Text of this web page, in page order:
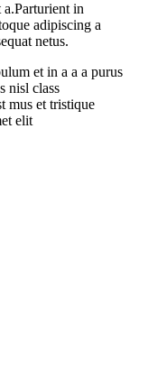
a.Parturient in
adipiscing a
netus.
et in a a a purus
nisl class
mus et tristique
elit